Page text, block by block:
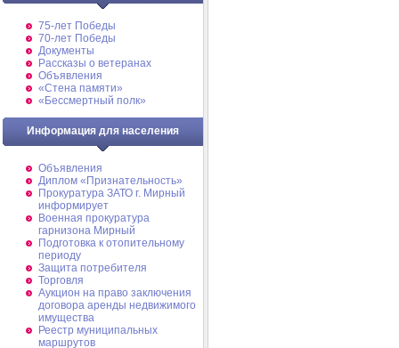
75-лет Победы
70-лет Победы
Документы
Рассказы о ветеранах
Объявления
«Стена памяти»
«Бессмертный полк»
Информация для населения
Объявления
Диплом «Признательность»
Прокуратура ЗАТО г. Мирный
информирует
Военная прокуратура
гарнизона Мирный
Подготовка к отопительному
периоду
Защита потребителя
Торговля
Аукцион на право заключения
договора аренды недвижимого
имущества
Реестр муниципальных
маршрутов